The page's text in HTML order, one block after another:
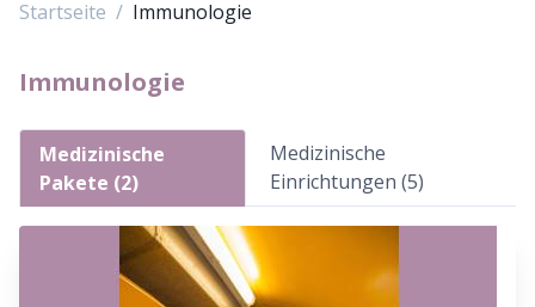
Startseite Immunologie
Immunologie
Medizinische
Pakete (2)
Medizinische
Einrichtungen (5)